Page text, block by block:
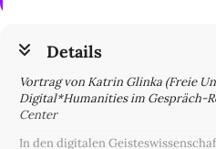
Details
Vortrag von Katrin Glinka (Freie
Digital*Humanities im Gespräch-
Center
In den digitalen